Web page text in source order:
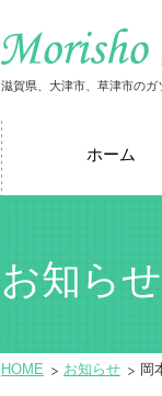
滋賀県、大津市、草津市の
ホーム
お知らせ
HOME お知らせ 岡